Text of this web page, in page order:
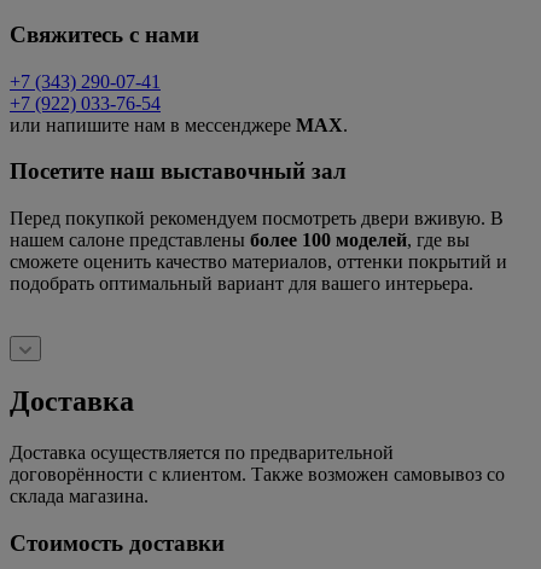
Свяжитесь с нами
+7 (343) 290-07-41
+7 (922) 033-76-54
или напишите нам в мессенджере MAX.
Посетите наш выставочный зал
Перед покупкой рекомендуем посмотреть двери вживую. В
нашем салоне представлены более 100 моделей, где вы
сможете оценить качество материалов, оттенки покрытий и
подобрать оптимальный вариант для вашего интерьера.
Доставка
Доставка осуществляется по предварительной
договорённости с клиентом. Также возможен самовывоз со
склада магазина.
Стоимость доставки